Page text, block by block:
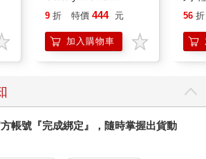
Peach`s Birthday
Mario Galaxy Movie
Storybook
9 折 特價 444 元
加入購物車
平
56 折
帳號『完成綁定』，隨時掌握出貨動